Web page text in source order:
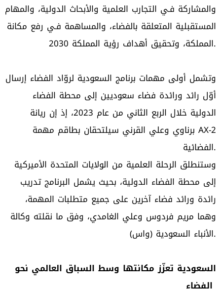
والمشاركة فـي التجارب العلمية والأبحاث الدولية، والمهام
المستقبلية المتعلقة بالفضاء، والمساهمة فـي رفع مكانة
المملكة، وتحقيق أهداف رؤية المملكة 2030.
وتشمل أولى مهمات برنامج السعودية لروّاد الفضاء إرسال
أوّل رائد ورائدة فضاء سعوديين إلى محطة الفضاء
الدولية خلال الربع الثاني من عام 2023، إذ إن ريانة
برناوي وعلي القرني سيلتحقان بطاقم مهمة AX-2
الفضائية.
وستنطلق الرحلة العلمية من الولايات المتحدة الأميركية
إلى محطة الفضاء الدولية، بحيث يشمل البرنامج تدريب
رائدة ورائد فضاء آخرين على جميع متطلبات المهمة،
وهما مريم فردوس وعلي الغامدي، وفق ما نقلته وكالة
الأنباء السعودية (واس).
السعودية تعزّز مكانتها وسط السباق العالمي نحو